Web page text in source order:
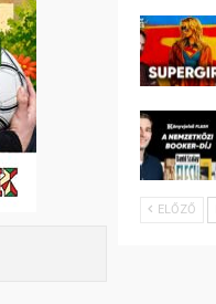
ELŐZŐ